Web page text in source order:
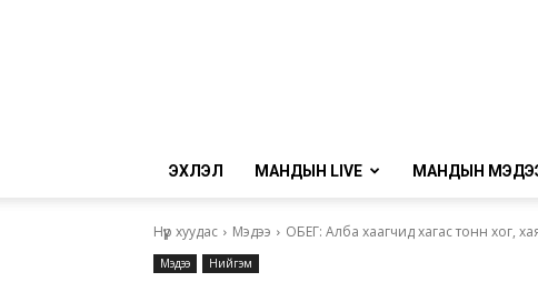
ЭХЛЭЛ МАНДЫН LIVE МАНДЫН
Нүүр хуудас Мэдээ ОБЕГ: Алба хаагчид хагас тонн хог,
Мэдээ Нийгэм